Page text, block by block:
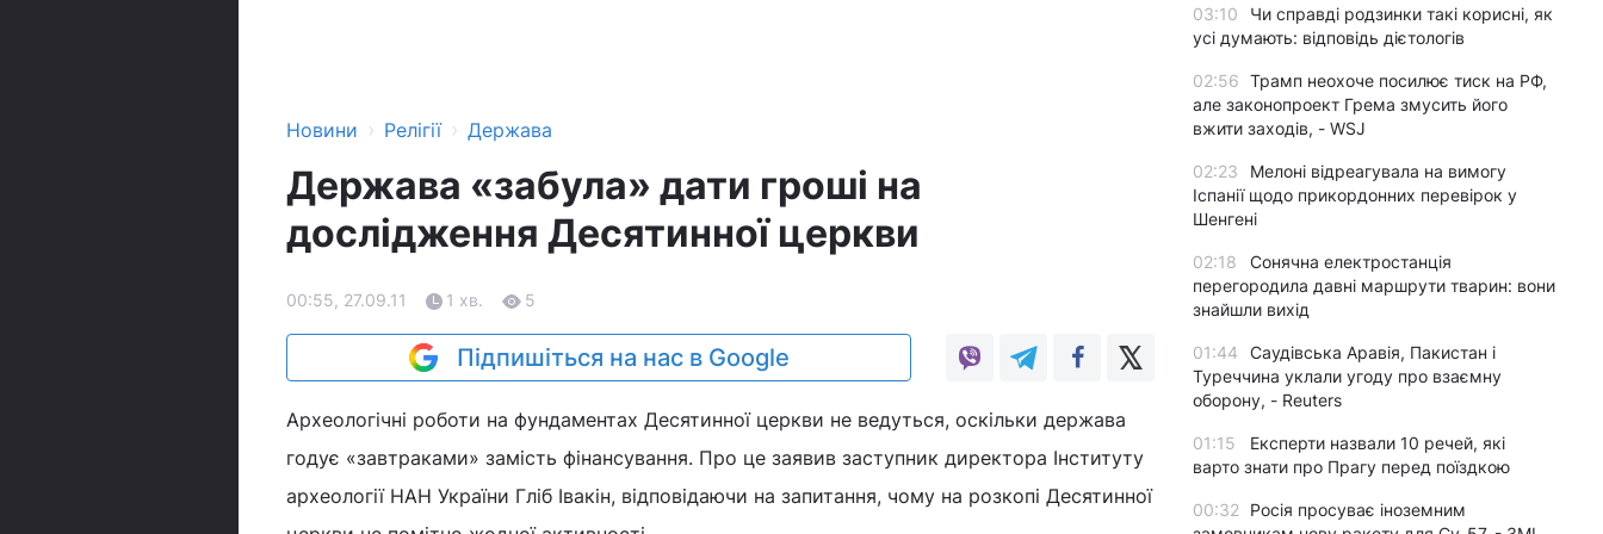
Новини › Релігії › Держава
Держава «забула» дати гроші на
дослідження Десятинної церкви
00:55, 27.09.11 1 хв. 5
Підпишіться на нас в Google
Археологічні роботи на фундаментах Десятинної церкви не ведуться, оскільки держава
годує «завтраками» замість фінансування. Про це заявив заступник директора Інституту
археології НАН України Гліб Івакін, відповідаючи на запитання, чому на розкопі Десятинної
03:10
Чи справді родзинки такі корисні, як
усі думають: відповідь дієтологів
02:56 Трамп неохоче посилює тиск на РФ,
але законопроект Грема змусить його
вжити заходів, - WSJ
02:23
Мелоні відреагувала на вимогу
Іспанії щодо прикордонних перевірок у
Шенгені
02:18
Сонячна електростанція
перегородила давні маршрути тварин: вони
знайшли вихід
01:44
Саудівська Аравія, Пакистан і
Туреччина уклали угоду про взаємну
оборону, - Reuters
01:15
Експерти назвали 10 речей, які
варто знати про Прагу перед поїздкою
00:32
Росія просуває іноземним